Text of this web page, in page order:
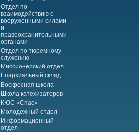
Отдел по
взаимодействию с
вооруженными силами
и
правоохранительными
органами
Отдел по тюремному
служению
Миссионерский отдел
Епархиальный склад
Воскресная школа
Школа катехизаторов
КЮС «Спас»
Молодежный отдел
Информационный
отдел